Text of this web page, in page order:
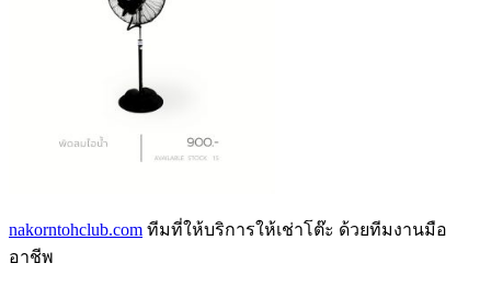
nakorntohclub.com ทีมที่ให้บริการให้เช่าโต๊ะ ด้วยทีมงานมือ
อาชีพ